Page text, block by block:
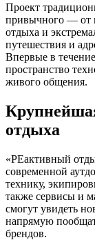
Проект
привычного — от
отдыха и
путешествия и
Впервые в
пространство
живого общения.
отдыха
«РЕактивный
современной
технику,
также сервисы и
смогут увидеть
напрямую
брендов.